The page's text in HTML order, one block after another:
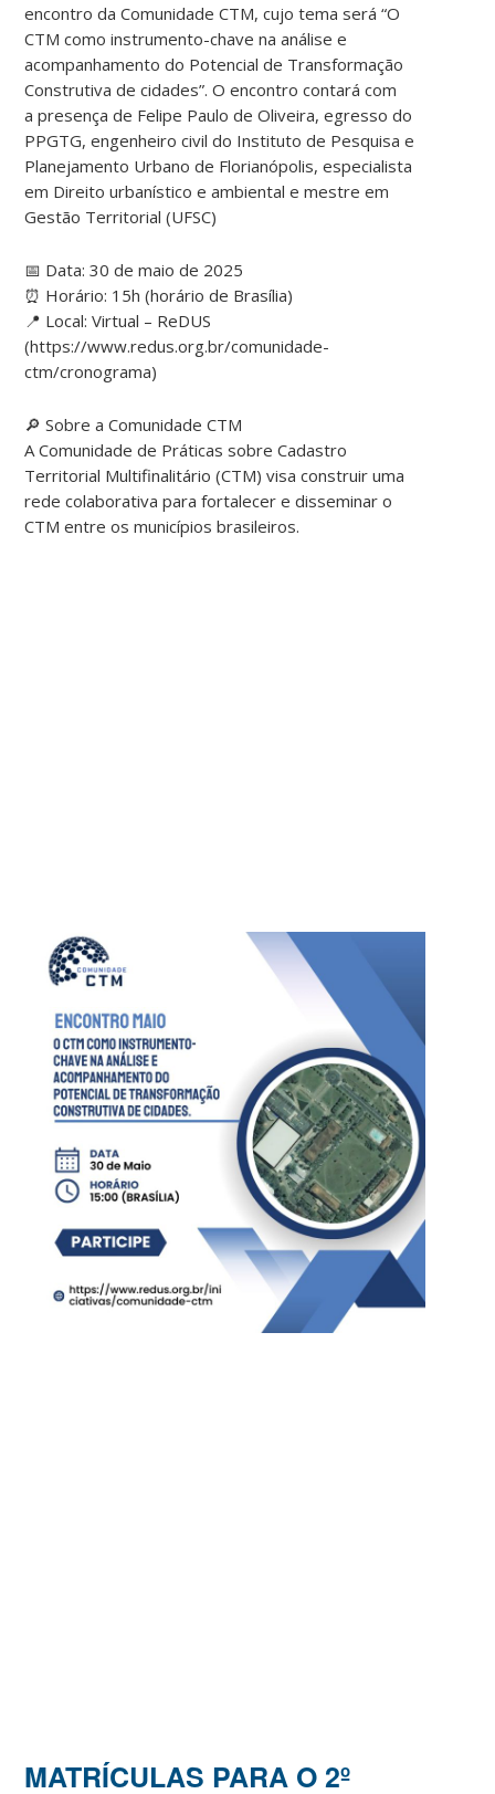
encontro da Comunidade CTM, cujo tema será “O
CTM como instrumento-chave na análise e
acompanhamento do Potencial de Transformação
Construtiva de cidades”. O encontro contará com
a presença de Felipe Paulo de Oliveira, egresso do
PPGTG, engenheiro civil do Instituto de Pesquisa e
Planejamento Urbano de Florianópolis, especialista
em Direito urbanístico e ambiental e mestre em
Gestão Territorial (UFSC)
📅 Data: 30 de maio de 2025
⏰ Horário: 15h (horário de Brasília)
📍 Local: Virtual – ReDUS
(https://www.redus.org.br/comunidade-
ctm/cronograma)
🔎 Sobre a Comunidade CTM
A Comunidade de Práticas sobre Cadastro
Territorial Multifinalitário (CTM) visa construir uma
rede colaborativa para fortalecer e disseminar o
CTM entre os municípios brasileiros.
MATRÍCULAS PARA O 2º